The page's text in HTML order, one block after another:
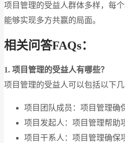
项目管理的受益人群体多样，每
能够实现多方共赢的局面。
相关问答FAQs：
1. 项目管理的受益人有哪些？
项目管理的受益人可以包括以下几
项目团队成员：项目管理确
项目发起人：项目管理帮助
项目干系人：项目管理确保